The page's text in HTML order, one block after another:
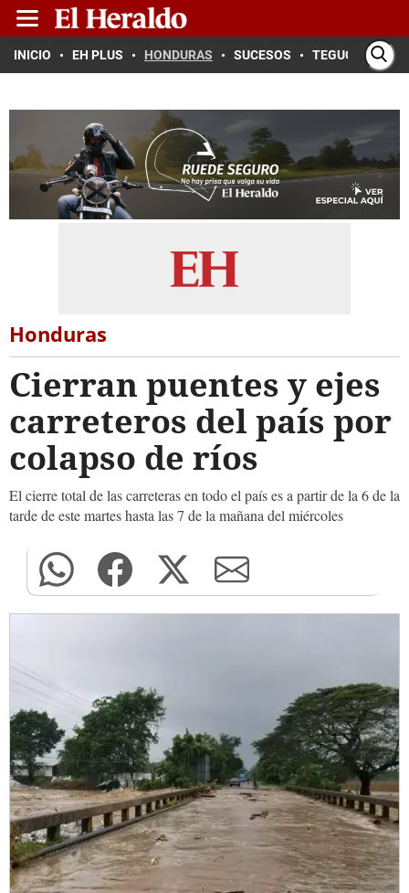
INICIO EH PLUS HONDURAS SUCESOS TEGUCIGALPA
Honduras
Cierran puentes y ejes
carreteros del país por
colapso de ríos
El cierre total de las carreteras en todo el país es a partir de la 6 de la
tarde de este martes hasta las 7 de la mañana del miércoles